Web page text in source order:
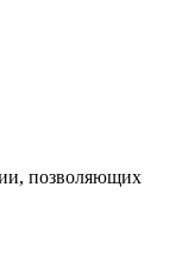
позволяющих